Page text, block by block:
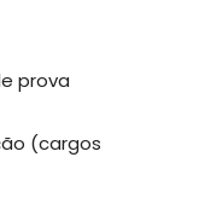
prova
(cargos